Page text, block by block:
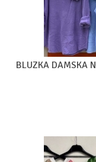
BLUZKA DAMSKA